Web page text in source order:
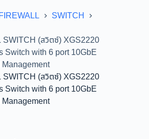
SWITCH
(สวิตซ์) XGS2220
Switch with 6 port 10GbE
(สวิตซ์) XGS2220
Switch with 6 port 10GbE